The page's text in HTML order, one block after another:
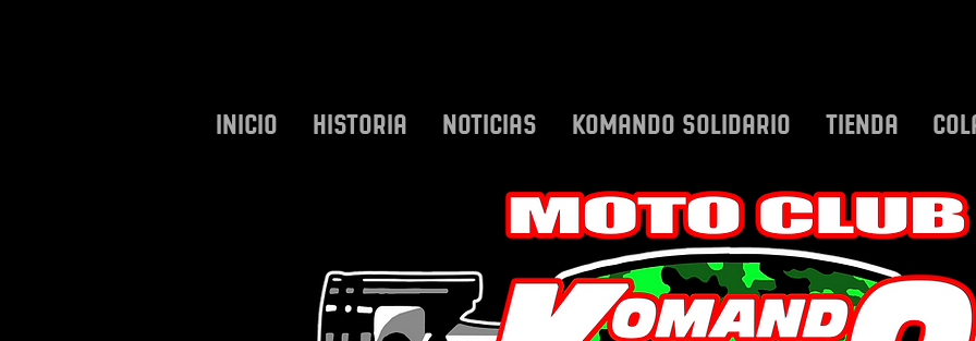
INICIO HISTORIA NOTICIAS KOMANDO SOLIDARIO TIENDA